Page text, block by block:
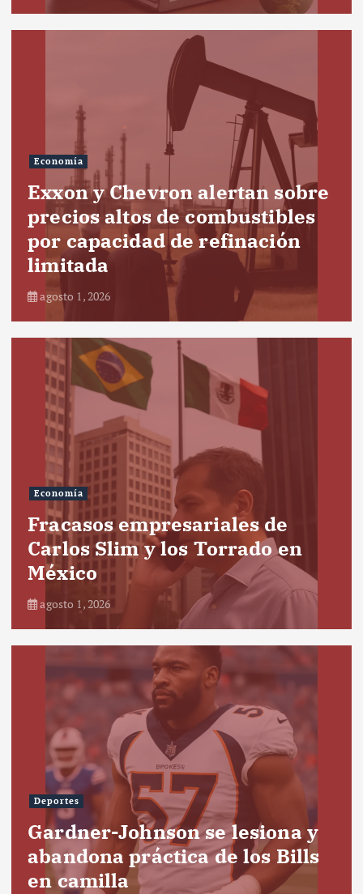
Economía
Exxon y Chevron alertan sobre
precios altos de combustibles
por capacidad de refinación
limitada
agosto 1, 2026
Economía
Fracasos empresariales de
Carlos Slim y los Torrado en
México
agosto 1, 2026
Deportes
Gardner-Johnson se lesiona y
abandona práctica de los Bills
en camilla